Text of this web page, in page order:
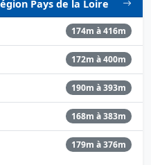
Pays de la Loire
174m à 416m
172m à 400m
190m à 393m
168m à 383m
179m à 376m